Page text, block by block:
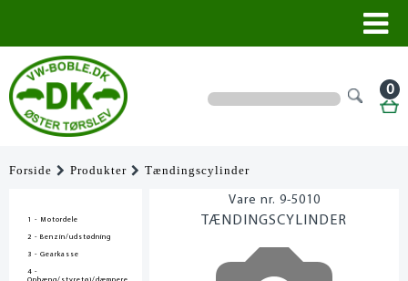
0
Forside Produkter Tændingscylinder
1 - Motordele
2 - Benzin/udstødning
3 - Gearkasse
4 -
9-5010
TÆNDINGSCYLINDER